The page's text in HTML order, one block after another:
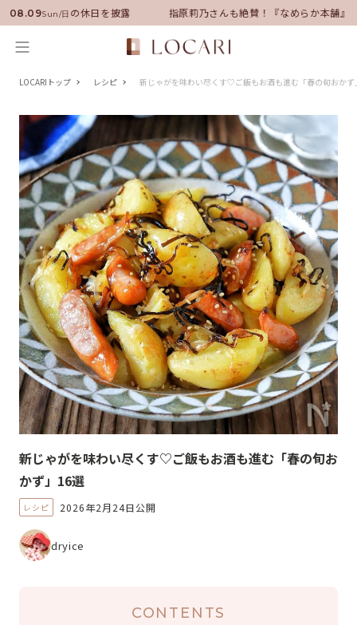
08.09Sun/日
いい男の休日を披露 指原莉乃さんも絶賛！『なめらか本舗』保湿
LOCARIトップ レシピ 新じゃがを味わい尽くす♡ご飯もお酒も進む「春の旬おか
新じゃがを味わい尽くす♡ご飯もお酒も進む「春の旬お
かず」16選
レシピ 2026年2月24日公開
dryice
CONTENTS